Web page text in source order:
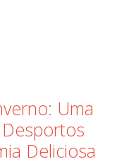
Uma
Deliciosa